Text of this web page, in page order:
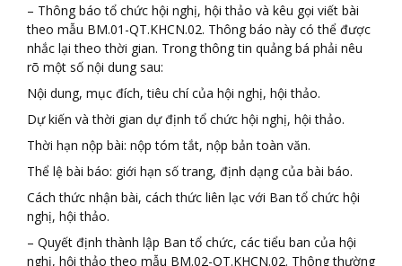
– Thông báo tổ chức hội nghị, hội thảo và kêu gọi viết bài
theo mẫu BM.01-QT.KHCN.02. Thông báo này có thể được
nhắc lại theo thời gian. Trong thông tin quảng bá phải nêu
rõ một số nội dung sau:
Nội dung, mục đích, tiêu chí của hội nghị, hội thảo.
Dự kiến và thời gian dự định tổ chức hội nghị, hội thảo.
Thời hạn nộp bài: nộp tóm tắt, nộp bản toàn văn.
Thể lệ bài báo: giới hạn số trang, định dạng của bài báo.
Cách thức nhận bài, cách thức liên lạc với Ban tổ chức hội
nghị, hội thảo.
– Quyết định thành lập Ban tổ chức, các tiểu ban của hội
nghị, hội thảo theo mẫu BM.02-QT.KHCN.02. Thông thường